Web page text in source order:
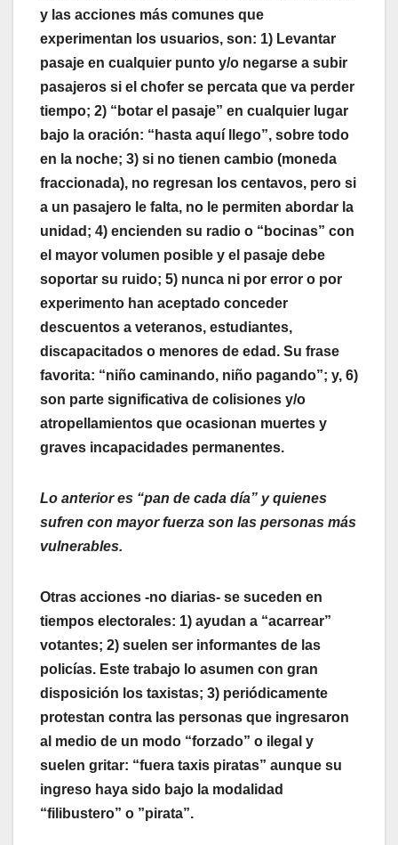
y las acciones más comunes que
experimentan los usuarios, son: 1) Levantar
pasaje en cualquier punto y/o negarse a subir
pasajeros si el chofer se percata que va perder
tiempo; 2) “botar el pasaje” en cualquier lugar
bajo la oración: “hasta aquí llego”, sobre todo
en la noche; 3) si no tienen cambio (moneda
fraccionada), no regresan los centavos, pero si
a un pasajero le falta, no le permiten abordar la
unidad; 4) encienden su radio o “bocinas” con
el mayor volumen posible y el pasaje debe
soportar su ruido; 5) nunca ni por error o por
experimento han aceptado conceder
descuentos a veteranos, estudiantes,
discapacitados o menores de edad. Su frase
favorita: “niño caminando, niño pagando”; y, 6)
son parte significativa de colisiones y/o
atropellamientos que ocasionan muertes y
graves incapacidades permanentes.
Lo anterior es “pan de cada día” y quienes
sufren con mayor fuerza son las personas más
vulnerables.
Otras acciones -no diarias- se suceden en
tiempos electorales: 1) ayudan a “acarrear”
votantes; 2) suelen ser informantes de las
policías. Este trabajo lo asumen con gran
disposición los taxistas; 3) periódicamente
protestan contra las personas que ingresaron
al medio de un modo “forzado” o ilegal y
suelen gritar: “fuera taxis piratas” aunque su
ingreso haya sido bajo la modalidad
“filibustero” o ”pirata”.